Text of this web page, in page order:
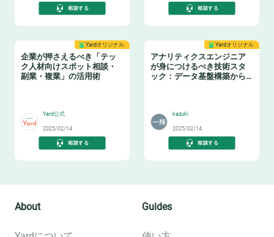
相談する 相談する
Yardオリジナル
企業が押さえるべき「テッ
ク人材向けスポット相談・
副業・複業」の活用術
Yard公式
2025/02/14
相談する
Yardオリジナル
アナリティクスエンジニア
が身につけるべき技術スタ
ック：データ基盤構築からBI
kazuki
2025/02/14
相談する
About Guides